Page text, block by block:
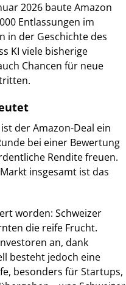
2026 baute Amazon
Entlassungen im
in der Geschichte des
KI viele bisherige
Chancen für neue
der Amazon-Deal ein
bei einer Bewertung
Rendite freuen.
insgesamt ist das
worden: Schweizer
die reife Frucht.
an, dank
besteht jedoch eine
besonders für Startups,